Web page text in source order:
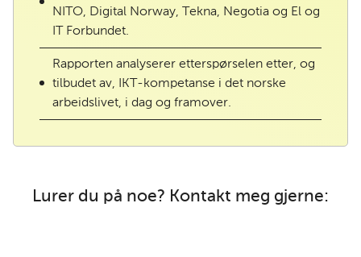
NITO, Digital Norway, Tekna, Negotia og El og
IT Forbundet.
Rapporten analyserer etterspørselen etter, og
tilbudet av, IKT-kompetanse i det norske
arbeidslivet, i dag og framover.
Lurer du på noe? Kontakt meg gjerne: